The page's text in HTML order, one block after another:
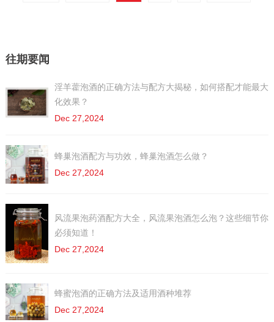
往期要闻
淫羊藿泡酒的正确方法与配方大揭秘，如何搭配才能最大
化效果？
Dec 27,2024
蜂巢泡酒配方与功效，蜂巢泡酒怎么做？
Dec 27,2024
风流果泡药酒配方大全，风流果泡酒怎么泡？这些细节你
必须知道！
Dec 27,2024
蜂蜜泡酒的正确方法及适用酒种堆荐
Dec 27,2024